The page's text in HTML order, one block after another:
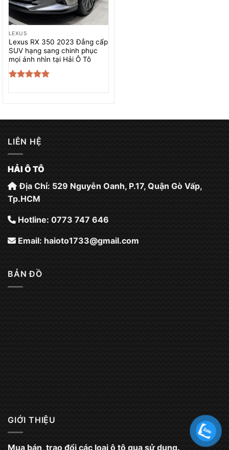
LEXUS
Lexus RX 350 2023 Đẳng cấp
SUV hạng sang chinh phục
mọi ánh nhìn tại Hải Ô Tô
LIÊN HỆ
HẢI Ô TÔ
Địa Chỉ: 529 Nguyễn Oanh, P.17, Quận Gò Vấp,
Tp.HCM
Hotline: 0773 747 646
Email:haioto1733@gmail.com
BẢN ĐỒ
GIỚI THIỆU
Mua bán, trao đổi các loại ô tô qua sử dụng.